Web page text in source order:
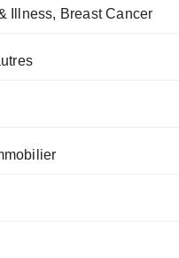
Illness, Breast Cancer